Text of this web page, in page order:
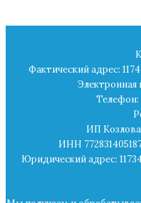
Фактический адрес:
Электронная
Телефон:
ИП
ИНН
Юридический адрес: